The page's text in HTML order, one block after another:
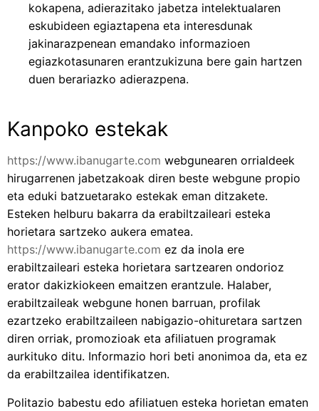
kokapena, adierazitako jabetza intelektualaren
eskubideen egiaztapena eta interesdunak
jakinarazpenean emandako informazioen
egiazkotasunaren erantzukizuna bere gain hartzen
duen berariazko adierazpena.
Kanpoko estekak
https://www.ibanugarte.com webgunearen orrialdeek
hirugarrenen jabetzakoak diren beste webgune propio
eta eduki batzuetarako estekak eman ditzakete.
Esteken helburu bakarra da erabiltzaileari esteka
horietara sartzeko aukera ematea.
https://www.ibanugarte.com ez da inola ere
erabiltzaileari esteka horietara sartzearen ondorioz
erator dakizkiokeen emaitzen erantzule. Halaber,
erabiltzaileak webgune honen barruan, profilak
ezartzeko erabiltzaileen nabigazio-ohituretara sartzen
diren orriak, promozioak eta afiliatuen programak
aurkituko ditu. Informazio hori beti anonimoa da, eta ez
da erabiltzailea identifikatzen.
Politazio babestu edo afiliatuen esteka horietan ematen